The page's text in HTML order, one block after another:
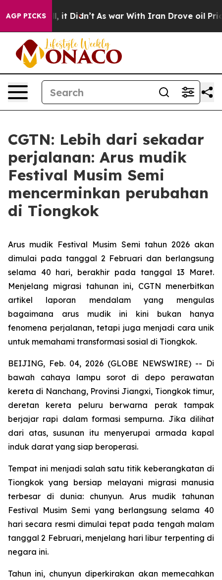
AGP PICKS
Well, it Didn’t As war With Iran Drove oil Prices
CGTN: Lebih dari sekadar
perjalanan: Arus mudik
Festival Musim Semi
mencerminkan perubahan
di Tiongkok
Arus mudik Festival Musim Semi tahun 2026 akan
dimulai pada tanggal 2 Februari dan berlangsung
selama 40 hari, berakhir pada tanggal 13 Maret.
Menjelang migrasi tahunan ini, CGTN menerbitkan
artikel laporan mendalam yang mengulas
bagaimana arus mudik ini kini bukan hanya
fenomena perjalanan, tetapi juga menjadi cara unik
untuk memahami transformasi sosial di Tiongkok.
BEIJING, Feb. 04, 2026 (GLOBE NEWSWIRE) -- Di
bawah cahaya lampu sorot di depo perawatan
kereta di Nanchang, Provinsi Jiangxi, Tiongkok timur,
deretan kereta peluru berwarna perak tampak
berjajar rapi dalam formasi sempurna. Jika dilihat
dari atas, susunan itu menyerupai armada kapal
induk darat yang siap beroperasi.
Tempat ini menjadi salah satu titik keberangkatan di
Tiongkok yang bersiap melayani migrasi manusia
terbesar di dunia: chunyun. Arus mudik tahunan
Festival Musim Semi yang berlangsung selama 40
hari secara resmi dimulai tepat pada tengah malam
tanggal 2 Februari, menjelang hari libur terpenting di
negara ini.
Tahun ini, chunyun diperkirakan akan memecahkan